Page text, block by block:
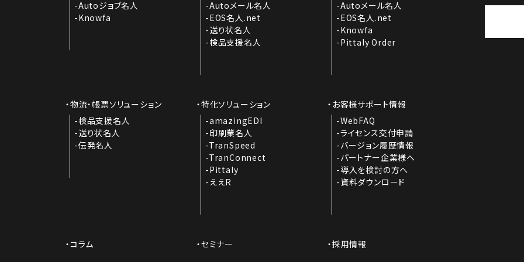
Autoジョブ名人
Knowfa
Autoメール名人
EOS名人.net
送り状名人
検品支援名人
Autoメール名人
EOS名人.net
Knowfa
Pittaly Order
物流・帳票ソリューション
検品支援名人
送り状名人
伝発名人
特化ソリューション
amazingEDI
印刷業名人
TranSpeed
TranConnect
Pittaly
ええR
お客様サポート情報
WebFAQ
ライセンス交付申請
バージョン履歴情報
パートナー企業様へ
導入を検討の方へ
資料ダウンロード
コラム セミナー 採用情報